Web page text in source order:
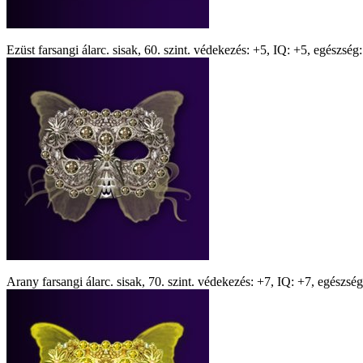
Ezüst farsangi álarc. sisak, 60. szint. védekezés: +5, IQ: +5,
Arany farsangi álarc. sisak, 70. szint. védekezés: +7, IQ: +7,